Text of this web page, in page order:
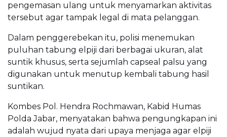
pengemasan ulang untuk menyamarkan aktivitas
tersebut agar tampak legal di mata pelanggan.
Dalam penggerebekan itu, polisi menemukan
puluhan tabung elpiji dari berbagai ukuran, alat
suntik khusus, serta sejumlah capseal palsu yang
digunakan untuk menutup kembali tabung hasil
suntikan.
Kombes Pol. Hendra Rochmawan, Kabid Humas
Polda Jabar, menyatakan bahwa pengungkapan ini
adalah wujud nyata dari upaya menjaga agar elpiji